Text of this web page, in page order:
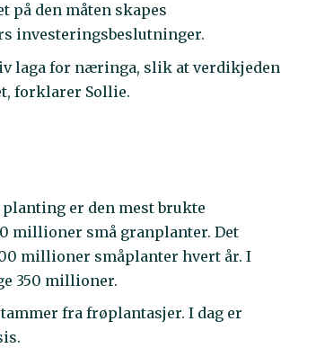
den måten skapes
investeringsbeslutninger.
laga for næringa, slik at verdikjeden
forklarer Sollie.
er den mest brukte
millioner små granplanter. Det
millioner småplanter hvert år. I
350 millioner.
fra frøplantasjer. I dag er